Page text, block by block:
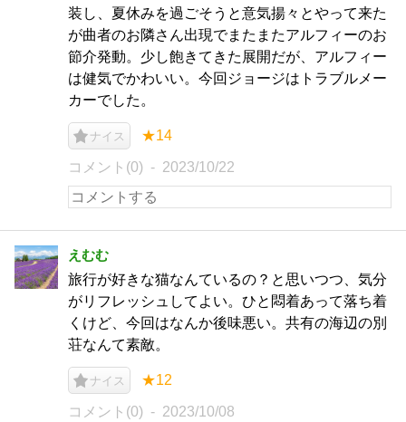
装し、夏休みを過ごそうと意気揚々とやって来た
が曲者のお隣さん出現でまたまたアルフィーのお
節介発動。少し飽きてきた展開だが、アルフィー
は健気でかわいい。今回ジョージはトラブルメー
カーでした。
ナイス ★14
コメント(0) 2023/10/22
えむむ
旅行が好きな猫なんているの？と思いつつ、気分
がリフレッシュしてよい。ひと悶着あって落ち着
くけど、今回はなんか後味悪い。共有の海辺の別
荘なんて素敵。
ナイス ★12
コメント(0) 2023/10/08